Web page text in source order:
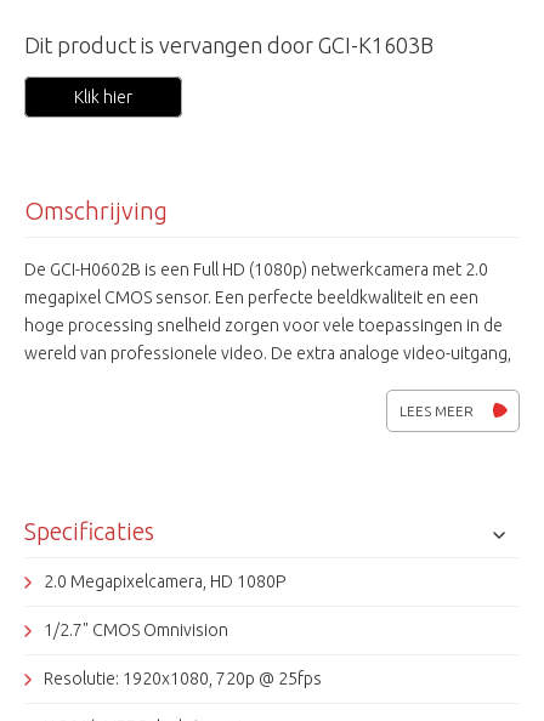
Dit product is vervangen door GCI-K1603B
Klik hier
Omschrijving
De GCI-H0602B is een Full HD (1080p) netwerkcamera met 2.0
megapixel CMOS sensor. Een perfecte beeldkwaliteit en een
hoge processing snelheid zorgen voor vele toepassingen in de
wereld van professionele video. De extra analoge video-uitgang,
maken hem zeer gebruiksvriendelijk. De GCI-H0602B is in CamIQ
LEES MEER
Specificaties
2.0 Megapixelcamera, HD 1080P
1/2.7" CMOS Omnivision
Resolutie: 1920x1080, 720p @ 25fps